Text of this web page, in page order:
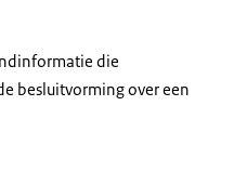
die
besluitvorming over een